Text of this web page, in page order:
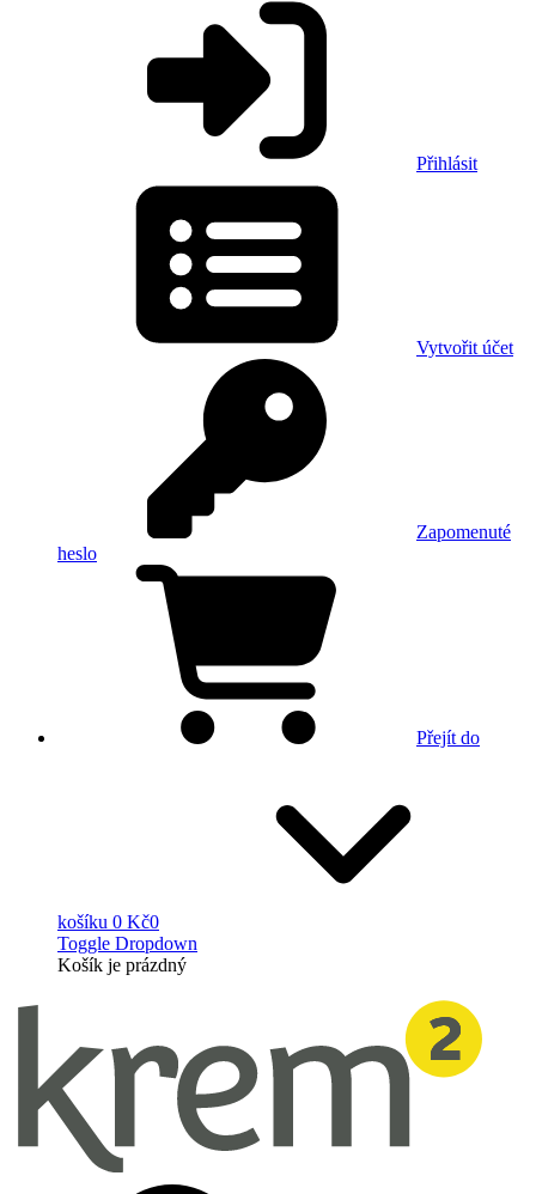
Přihlásit
Vytvořit účet
Zapomenuté
heslo
Přejít do
košíku 0 Kč0
Toggle Dropdown
Košík je prázdný